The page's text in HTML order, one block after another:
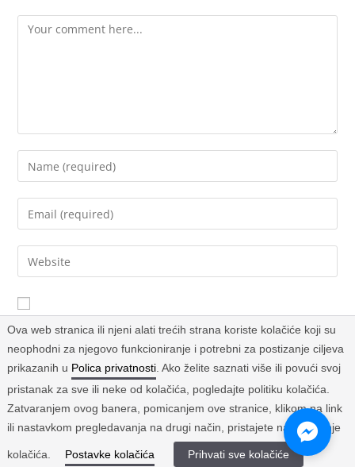
Sačuvaj moje ime, email i web stranicu u ovom browseru za
buduće komentare.
Ova web stranica ili njeni alati trećih strana koriste kolačiće koji su
neophodni za njegovo funkcioniranje i potrebni za postizanje ciljeva
prikazanih u Polica privatnosti. Ako želite saznati više ili povući svoj
pristanak za sve ili neke od kolačića, pogledajte politiku kolačića.
Zatvaranjem ovog banera, pomicanjem ove stranice, klikom na link
ili nastavkom pregledavanja na drugi način, pristajete na korištenje
kolačića. Postavke kolačića Prihvati sve kolačiće